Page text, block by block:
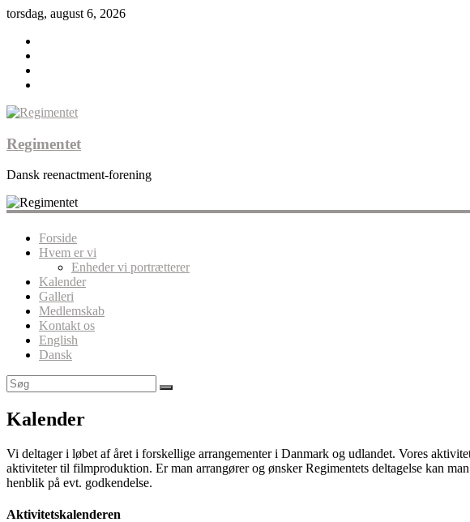
torsdag, august 6, 2026
Regimentet
Dansk reenactment-forening
Forside
Hvem er vi
Enheder vi portrætterer
Kalender
Galleri
Medlemskab
Kontakt os
English
Dansk
Kalender
Vi deltager i løbet af året i forskellige arrangementer i Danmark og udlandet. Vores
aktiviteter til filmproduktion. Er man arrangører og ønsker Regimentets deltagelse kan
henblik på evt. godkendelse.
Aktivitetskalenderen